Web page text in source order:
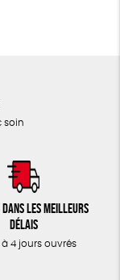
soin
dans les meilleurs
délais
à 4 jours ouvrés